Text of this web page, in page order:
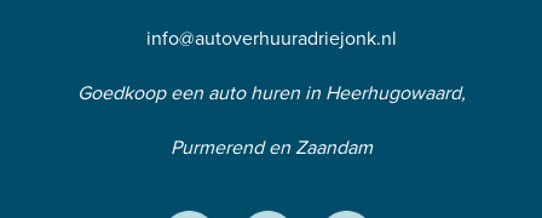
info@autoverhuuradriejonk.nl
Goedkoop een auto huren in Heerhugowaard,
Purmerend en Zaandam